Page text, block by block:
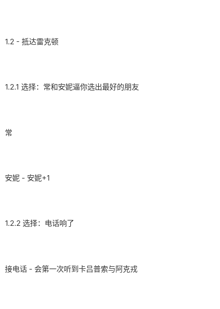
1.2 - 抵达雷克顿
1.2.1 选择：常和安妮逼你选出最好的朋友
常
安妮 - 安妮+1
1.2.2 选择：电话响了
接电话 - 会第一次听到卡吕普索与阿克戎